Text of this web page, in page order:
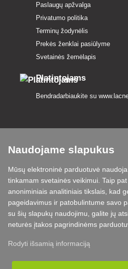
Paslaugų apžvalga
Privatumo politika
Terminų žodynėlis
Prekės ženklai pasiūlyme
Svetainės žemėlapis
Platintojams
Bendradarbiaukite su
Visada suteiksime jums
Skundai išnagrinėjami per 24 val
Pristatymas per 24 h nuo
Naudojame slapukus
Mūsų elektroninė parduotuvė
tinkamam svetainės veikimui. Taip
anoniminiais analitiniais tikslais, kad
pageidavimus ir patobulintume savo
su šių slapukų naudojimu, galite jų
neturės įtakos pagrindinėms
Rodyti išsamią informaciją